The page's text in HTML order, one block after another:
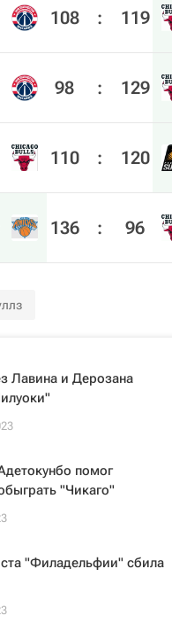
108 : 119
98 : 129
110 : 120
136 : 96
Лавина и Дерозана
помог
"Чикаго"
"Филадельфии" сбила